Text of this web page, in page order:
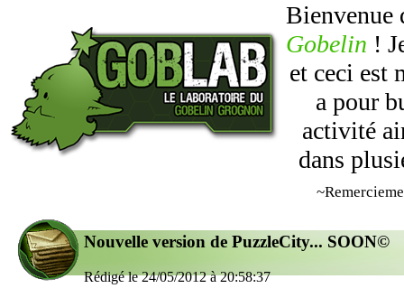
Bienvenue
Gobelin !
et ceci est
a pour
activité
dans
Nouvelle version de PuzzleCity... SOON©
Rédigé le 24/05/2012 à 20:58:37